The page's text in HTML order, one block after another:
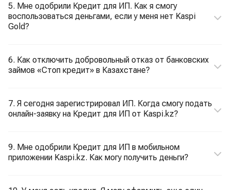
5. Мне одобрили Кредит для ИП. Как я cмогу
воспользоваться деньгами, если у меня нет Kaspi
Gold?
6. Как отключить добровольный отказ от банковских
займов «Стоп кредит» в Казахстане?
7. Я сегодня зарегистрировал ИП. Когда смогу подать
онлайн-заявку на Кредит для ИП от Kaspi.kz?
9. Мне одобрили Кредит для ИП в мобильном
приложении Kaspi.kz. Как могу получить деньги?